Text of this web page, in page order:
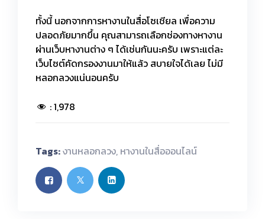
ทั้งนี้ นอกจากการหางานในสื่อโซเชียล เพื่อความ
ปลอดภัยมากขึ้น คุณสามารถเลือกช่องทางหางาน
ผ่านเว็บหางานต่าง ๆ ได้เช่นกันนะครับ เพราะแต่ละ
เว็บไซต์คัดกรองงานมาให้แล้ว สบายใจได้เลย ไม่มี
หลอกลวงแน่นอนครับ
:1,978
Tags:งานหลอกลวง, หางานในสื่อออนไลน์